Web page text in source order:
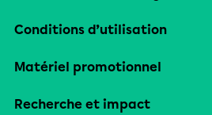
Conditions d’utilisation
Matériel promotionnel
Recherche et impact